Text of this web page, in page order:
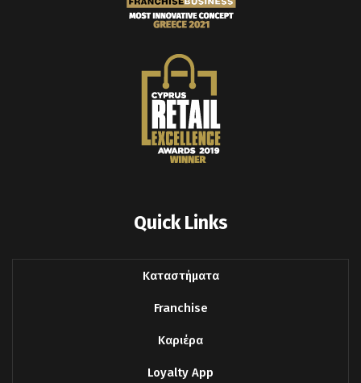
Quick Links
Καταστήματα
Franchise
Καριέρα
Loyalty App